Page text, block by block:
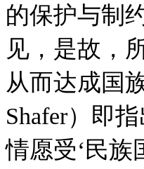
的保护与制
见，是故，
从而达成国
Shafer）即
情愿受‘民